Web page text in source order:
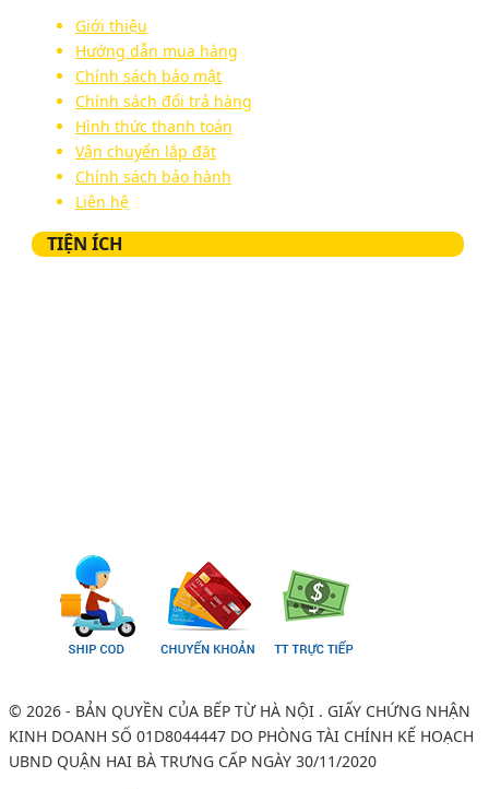
Giới thiệu
Hướng dẫn mua hàng
Chính sách bảo mật
Chính sách đổi trả hàng
Hình thức thanh toán
Vận chuyển lắp đặt
Chính sách bảo hành
Liên hệ
TIỆN ÍCH
© 2026 - BẢN QUYỀN CỦA BẾP TỪ HÀ NỘI . GIẤY CHỨNG NHẬN
KINH DOANH SỐ 01D8044447 DO PHÒNG TÀI CHÍNH KẾ HOẠCH
UBND QUẬN HAI BÀ TRƯNG CẤP NGÀY 30/11/2020